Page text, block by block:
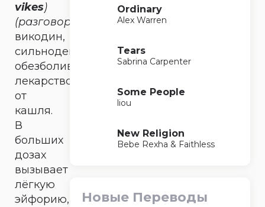
vikes)
(разговорное)
викодин,
сильнодействующее
обезболивающее
лекарство
от
кашля.
В
больших
дозах
вызывает
лёгкую
эйфорию,
Ordinary
Alex Warren
Tears
Sabrina Carpenter
Some People
liou
New Religion
Bebe Rexha & Faithless
Новые Переводы